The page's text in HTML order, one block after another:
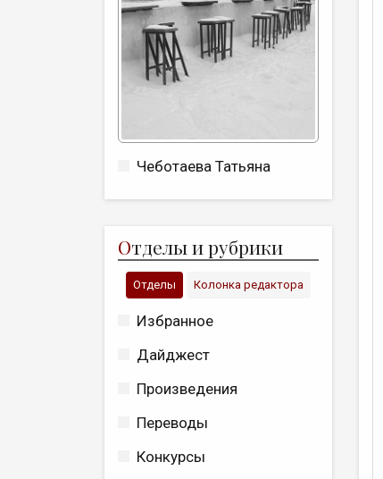
Чеботаева Татьяна
Отделы и рубрики
Отделы Колонка редактора
Избранное
Дайджест
Произведения
Переводы
Конкурсы